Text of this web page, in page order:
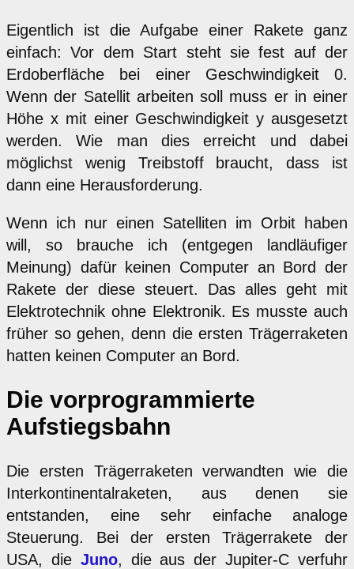
Eigentlich ist die Aufgabe einer Rakete ganz
einfach: Vor dem Start steht sie fest auf der
Erdoberfläche bei einer Geschwindigkeit 0.
Wenn der Satellit arbeiten soll muss er in einer
Höhe x mit einer Geschwindigkeit y ausgesetzt
werden. Wie man dies erreicht und dabei
möglichst wenig Treibstoff braucht, dass ist
dann eine Herausforderung.
Wenn ich nur einen Satelliten im Orbit haben
will, so brauche ich (entgegen landläufiger
Meinung) dafür keinen Computer an Bord der
Rakete der diese steuert. Das alles geht mit
Elektrotechnik ohne Elektronik. Es musste auch
früher so gehen, denn die ersten Trägerraketen
hatten keinen Computer an Bord.
Die vorprogrammierte
Aufstiegsbahn
Die ersten Trägerraketen verwandten wie die
Interkontinentalraketen, aus denen sie
entstanden, eine sehr einfache analoge
Steuerung. Bei der ersten Trägerrakete der
USA, die Juno, die aus der Jupiter-C verfuhr